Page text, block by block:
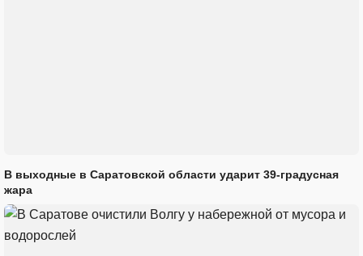
В выходные в Саратовской области ударит 39-градусная
жара